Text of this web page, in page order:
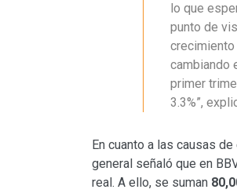
lo que
punto de
cambiando
primer
3.3%”,
En cuanto a las causas
general señaló que en
real. A ello, se suman